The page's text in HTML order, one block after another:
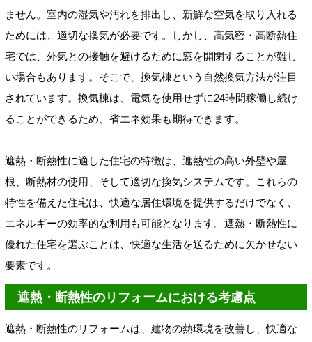
ません。室内の湿気や汚れを排出し、新鮮な空気を取り入れる
ためには、適切な換気が必要です。しかし、高気密・高断熱住
宅では、外気との接触を避けるために窓を開閉することが難し
い場合もあります。そこで、換気棟という自然換気方法が注目
されています。換気棟は、電気を使用せずに24時間稼働し続け
ることができるため、省エネ効果も期待できます。
遮熱・断熱性に適した住宅の特徴は、遮熱性の高い外壁や屋
根、断熱材の使用、そして適切な換気システムです。これらの
特性を備えた住宅は、快適な居住環境を提供するだけでなく、
エネルギーの効率的な利用も可能となります。遮熱・断熱性に
優れた住宅を選ぶことは、快適な生活を送るために欠かせない
要素です。
遮熱・断熱性のリフォームにおける考慮点
遮熱・断熱性のリフォームは、建物の熱環境を改善し、快適な